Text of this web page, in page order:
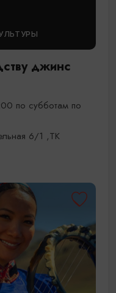
джинс
по субботам по
6/1 ,ТК